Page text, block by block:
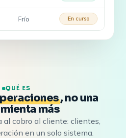
Frío En curso
QUÉ ES
, no una
más
al cobro al cliente: clientes,
en un solo sistema.